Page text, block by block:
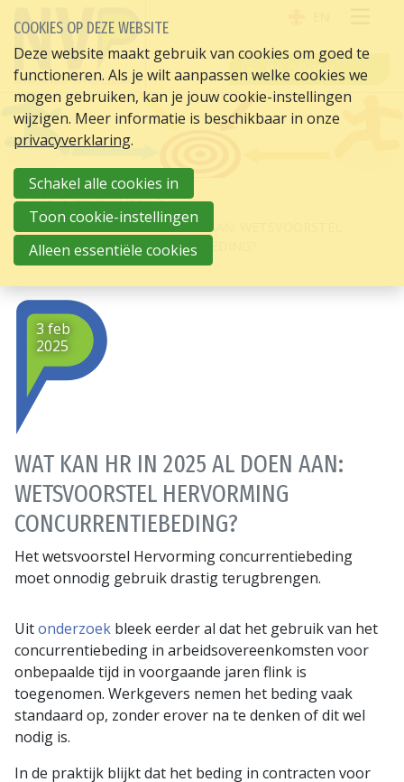
INLOGGEN
HOME
HR ACTUEEL
WAT KAN HR IN 2025 AL DOEN AAN: WETSVOORSTEL
HERVORMING CONCURRENTIEBEDING?
WAT KAN HR IN 2025 AL DOEN AAN:
WETSVOORSTEL HERVORMING
CONCURRENTIEBEDING?
3 feb
2025
Het wetsvoorstel Hervorming concurrentiebeding
moet onnodig gebruik drastig terugbrengen.
Uitonderzoek bleek eerder al dat het gebruik van het
concurrentiebeding in arbeidsovereenkomsten voor
onbepaalde tijd in voorgaande jaren flink is
toegenomen. Werkgevers nemen het beding vaak
standaard op, zonder erover na te denken of dit wel
nodig is.
In de praktijk blijkt dat het beding in contracten voor
COOKIES OP DEZE WEBSITE
Deze website maakt gebruik van cookies om goed te
functioneren. Als je wilt aanpassen welke cookies we
mogen gebruiken, kan je jouw cookie-instellingen
wijzigen. Meer informatie is beschikbaar in onze
privacyverklaring.
Schakel alle cookies in
Toon cookie-instellingen
Alleen essentiële cookies